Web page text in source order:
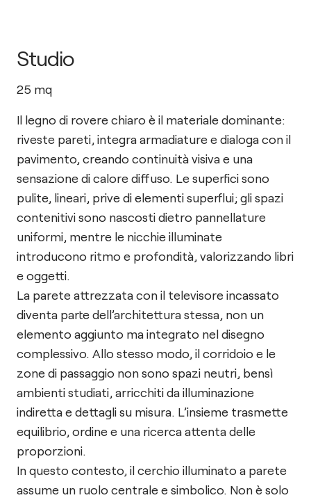
Studio
25 mq
Il legno di rovere chiaro è il materiale dominante:
riveste pareti, integra armadiature e dialoga con il
pavimento, creando continuità visiva e una
sensazione di calore diffuso. Le superfici sono
pulite, lineari, prive di elementi superflui; gli spazi
contenitivi sono nascosti dietro pannellature
uniformi, mentre le nicchie illuminate
introducono ritmo e profondità, valorizzando libri
e oggetti.
La parete attrezzata con il televisore incassato
diventa parte dell’architettura stessa, non un
elemento aggiunto ma integrato nel disegno
complessivo. Allo stesso modo, il corridoio e le
zone di passaggio non sono spazi neutri, bensì
ambienti studiati, arricchiti da illuminazione
indiretta e dettagli su misura. L’insieme trasmette
equilibrio, ordine e una ricerca attenta delle
proporzioni.
In questo contesto, il cerchio illuminato a parete
assume un ruolo centrale e simbolico. Non è solo